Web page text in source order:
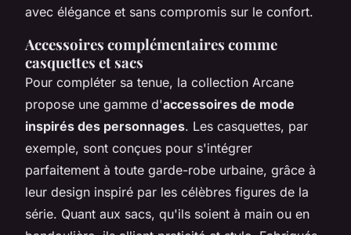
avec élégance et sans compromis sur le confort.
Accessoires complémentaires comme
casquettes et sacs
Pour compléter sa tenue, la collection Arcane
propose une gamme d'accessoires de mode
inspirés des personnages. Les casquettes, par
exemple, sont conçues pour s'intégrer
parfaitement à toute garde-robe urbaine, grâce à
leur design inspiré par les célèbres figures de la
série. Quant aux sacs, qu'ils soient à main ou en